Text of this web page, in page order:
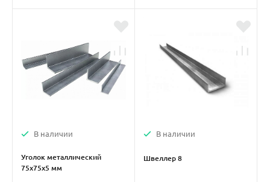
В наличии
Уголок металлический
75х75х5 мм
В наличии
Швеллер 8